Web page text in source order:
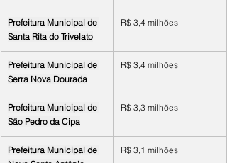
Prefeitura Municipal de
Santa Rita do Trivelato
R$ 3,4 milhões
Prefeitura Municipal de
Serra Nova Dourada
R$ 3,4 milhões
Prefeitura Municipal de
São Pedro da Cipa
R$ 3,3 milhões
Prefeitura Municipal de
R$ 3,1 milhões